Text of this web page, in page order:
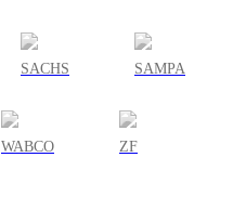
SACHS SAMPA
WABCO ZF